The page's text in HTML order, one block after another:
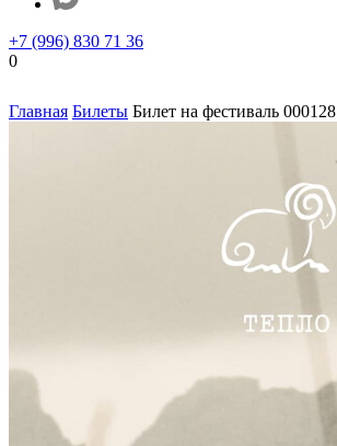
+7 (996) 830 71 36
0
Главная Билеты Билет на фестиваль 000128